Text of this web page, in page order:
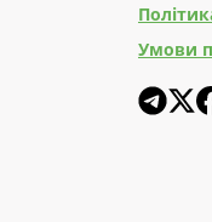
Умови